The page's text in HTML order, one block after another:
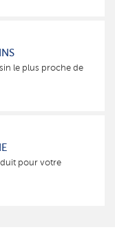
le plus proche de
pour votre